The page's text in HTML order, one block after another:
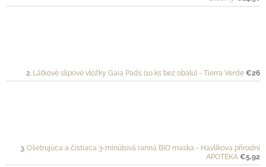
Látkové slipové vložky Gaia Pads (10 ks bez obalu) - Tierra Verde €26
Ošetrujúca a čistiaca 3-minútová ranná BIO maska - Havlíkova přírodní
APOTÉKA €5,92